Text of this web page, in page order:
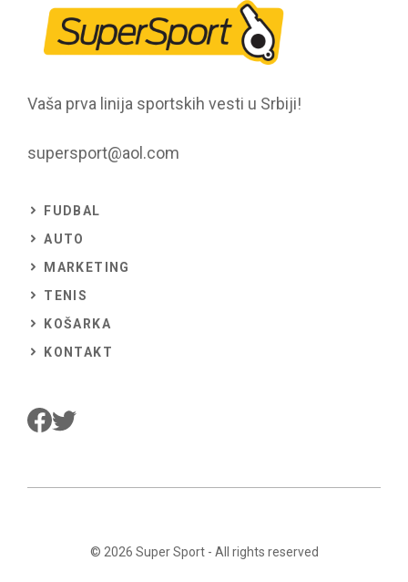
Vaša prva linija sportskih vesti u Srbiji!
supersport@aol.com
FUDBAL
AUTO
MARKETING
TENIS
KOŠARKA
KONTAKT
© 2026 Super Sport- All rights reserved